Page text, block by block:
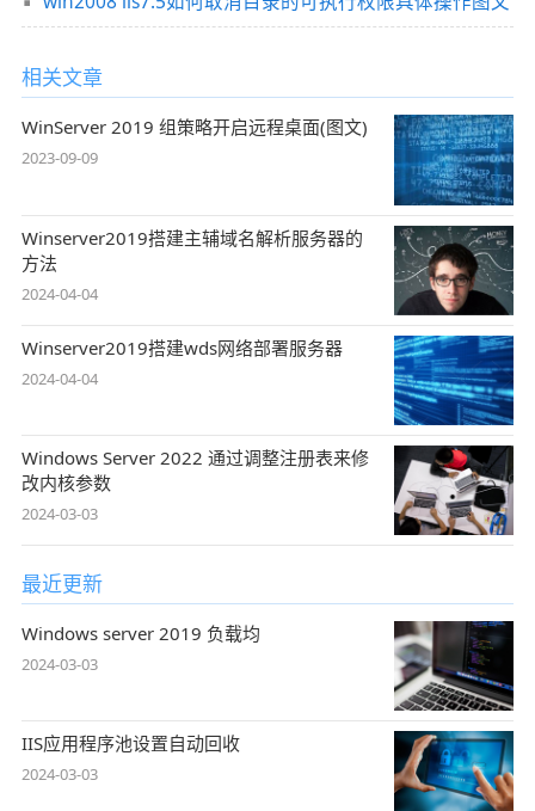
相关文章
WinServer 2019 组策略开启远程桌面(图文)
2023-09-09
Winserver2019搭建主辅域名解析服务器的
方法
2024-04-04
Winserver2019搭建wds网络部署服务器
2024-04-04
Windows Server 2022 通过调整注册表来修
改内核参数
2024-03-03
最近更新
Windows server 2019 负载均
2024-03-03
IIS应用程序池设置自动回收
2024-03-03